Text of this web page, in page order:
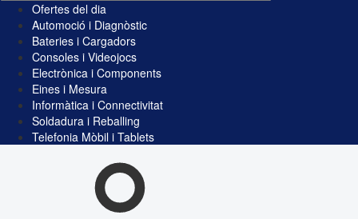
Ofertes del dia
Automoció i Diagnòstic
Bateries i Cargadors
Consoles i Videojocs
Electrònica i Components
Eines i Mesura
Informàtica i Connectivitat
Soldadura i Reballing
Telefonia Mòbil i Tablets